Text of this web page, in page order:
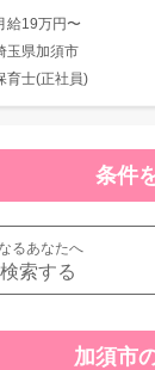
給19万円〜
玉県加須市
育士(正社員)
条件
るあなたへ
索する
加須市